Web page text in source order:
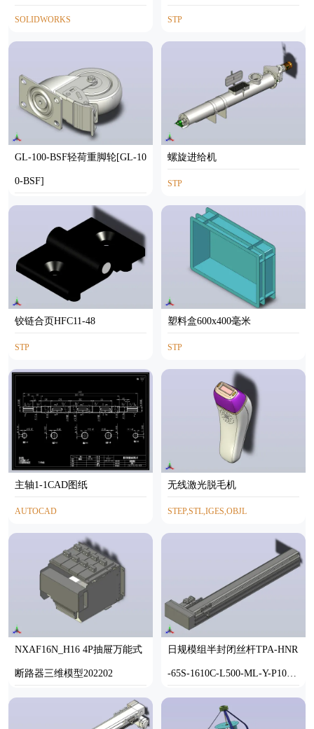
SOLIDWORKS STP
GL-100-BSF轻荷重脚轮[GL-10
0-BSF]
STEP
螺旋进给机
STP
铰链合页HFC11-48
STP
塑料盒600x400毫米
STP
主轴1-1CAD图纸
AUTOCAD
无线激光脱毛机
STEP,STL,IGES,OBJL
NXAF16N_H16 4P抽屉万能式
断路器三维模型202202
STP
日规模组半封闭丝杆TPA-HNR
-65S-1610C-L500-ML-Y-P10-N
3
STEP